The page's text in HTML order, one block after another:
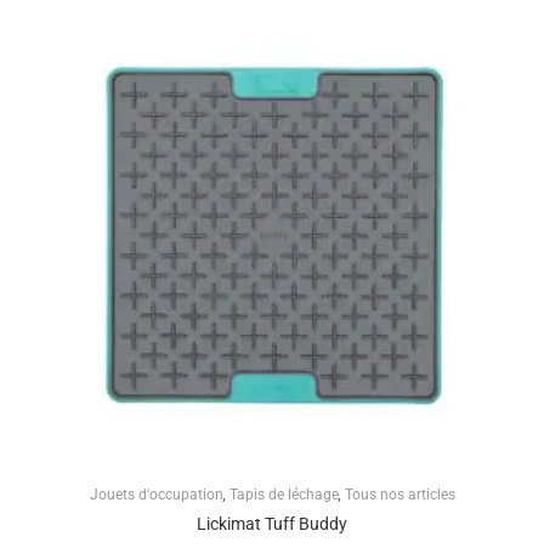
Jouets d'occupation Tapis de léchage, Tous nos articles
Lickimat Tuff Buddy